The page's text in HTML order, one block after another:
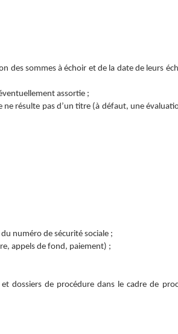
des sommes à échoir et de la date de leurs
assortie ;
ne résulte pas d’un titre (à défaut, une
numéro de sécurité sociale ;
appels de fond, paiement) ;
dossiers de procédure dans le cadre de